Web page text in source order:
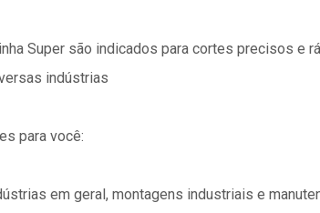
Super são indicados para cortes precisos e
indústrias
para você:
em geral, montagens industriais e